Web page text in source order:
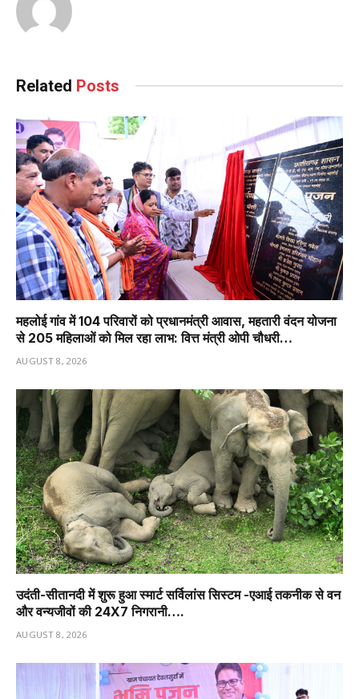
Related Posts
महलोई गांव में 104 परिवारों को प्रधानमंत्री आवास, महतारी वंदन योजना
से 205 महिलाओं को मिल रहा लाभ: वित्त मंत्री ओपी चौधरी…
AUGUST 8, 2026
उदंती-सीतानदी में शुरू हुआ स्मार्ट सर्विलांस सिस्टम -एआई तकनीक से वन
और वन्यजीवों की 24X7 निगरानी….
AUGUST 8, 2026